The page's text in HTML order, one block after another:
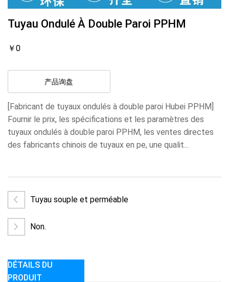
Tuyau Ondulé À Double Paroi PPHM
￥0
产品询盘
[Fabricant de tuyaux ondulés à double paroi Hubei PPHM]
Fournir le prix, les spécifications et les paramètres des
tuyaux ondulés à double paroi PPHM, les ventes directes
des fabricants chinois de tuyaux en pe, une qualit...
Tuyau souple et perméable
Non.
DÉTAILS DU
PRODUIT